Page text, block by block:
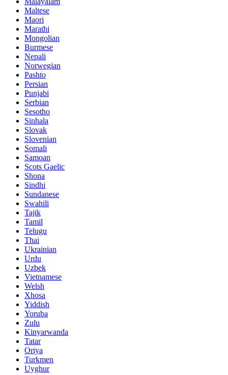
Maltese
Maori
Marathi
Mongolian
Burmese
Nepali
Norwegian
Pashto
Persian
Punjabi
Serbian
Sesotho
Sinhala
Slovak
Slovenian
Somali
Samoan
Scots Gaelic
Shona
Sindhi
Sundanese
Swahili
Tajik
Tamil
Telugu
Thai
Ukrainian
Urdu
Uzbek
Vietnamese
Welsh
Xhosa
Yiddish
Yoruba
Zulu
Kinyarwanda
Tatar
Oriya
Turkmen
Uyghur